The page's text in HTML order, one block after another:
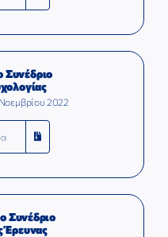
Συνέδριο
2022
Συνέδριο
Έρευνας